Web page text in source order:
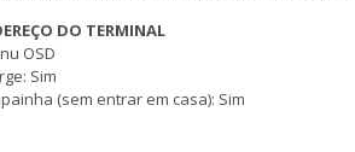
DO TERMINAL
OSD
Sim
(sem entrar em casa): Sim